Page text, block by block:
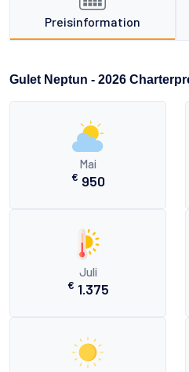
Preisinformation
Gulet Neptun - 2026
Mai
€ 950
Juli
€ 1.375